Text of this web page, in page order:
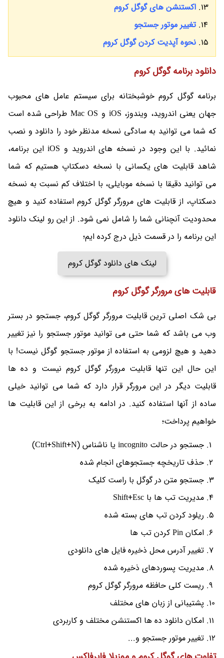
اکستنشن های گوگل کروم
تغییر موتور جستجو
نحوه آپدیت کردن گوگل کروم
دانلود برنامه گوگل کروم
برنامه گوگل کروم خوشبختانه برای سیستم عامل های محبوب
جهان یعنی اندروید، ویندوز، iOS و Mac OS طراحی شده است
که شما می توانید به سادگی نسخه مدنظر خود را دانلود و نصب
نمائید. با این وجود در نسخه های اندروید و iOS این برنامه،
شاهد قابلیت های یکسانی با نسخه دسکتاپ هستیم که شما
می توانید دقیقا با نسخه موبایلی، با اختلاف کم نسبت به نسخه
دسکتاپ، از قابلیت های مرورگر گوگل کروم استفاده کنید و هیچ
محدودیت آنچنانی شما را شامل نمی شود. از این رو لینک دانلود
این برنامه را در قسمت ذیل درج کرده ایم؛
لینک های دانلود گوگل کروم
قابلیت های مرورگر گوگل کروم
بی شک اصلی ترین قابلیت مرورگر گوگل کروم، جستجو در بستر
وب می باشد که شما حتی می توانید موتور جستجو را نیز تغییر
دهید و هیچ لزومی به استفاده از موتور جستجو گوگل نیست! با
این حال این تنها قابلیت مرورگر گوگل کروم نیست و ده ها
قابلیت دیگر در این مرورگر قرار دارد که شما می توانید خیلی
ساده از آنها استفاده کنید. در ادامه به برخی از این قابلیت ها
خواهیم پرداخت؛
جستجو در حالت incognito یا ناشناس (Ctrl+Shift+N)
حذف تاریخچه جستجوهای انجام شده
جستجو متن در گوگل با راست کلیک
مدیریت تب ها با Shift+Esc
ریلود کردن تب های بسته شده
امکان Pin کردن تب ها
تغییر آدرس محل ذخیره فایل های دانلودی
مدیریت پسوردهای ذخیره شده
ریست کلی حافظه مرورگر گوگل کروم
پشتیبانی از زبان های مختلف
امکان دانلود ده ها اکستنشن مختلف و کاربردی
تغییر موتور جستجو و...